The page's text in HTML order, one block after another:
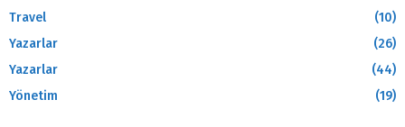
Travel
(10)
Yazarlar
(26)
Yazarlar
(44)
Yönetim
(19)